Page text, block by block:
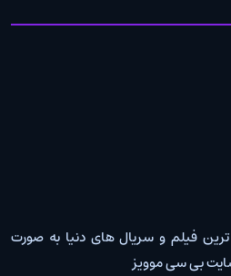
ترین فیلم و سریال های دنیا به صورت
بی سی موویز